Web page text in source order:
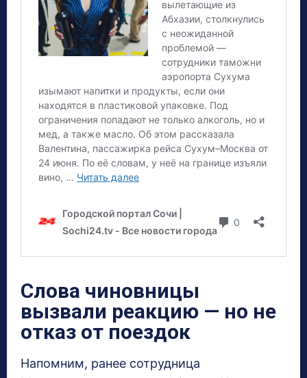
Слова чиновницы
вызвали реакцию — но не
отказ от поездок
Напомним, ранее сотрудница